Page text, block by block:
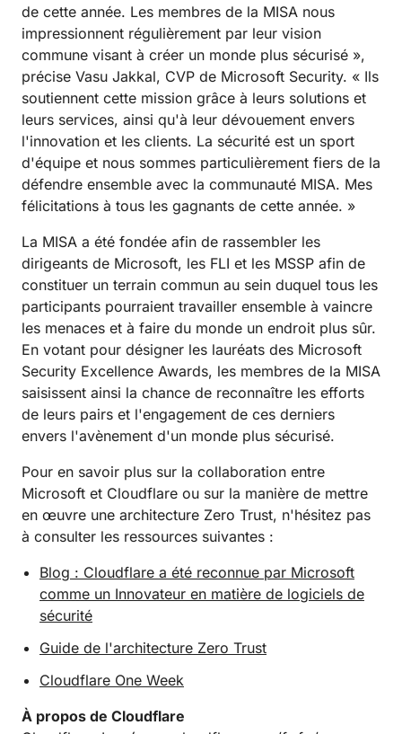
de cette année. Les membres de la MISA nous
impressionnent régulièrement par leur vision
commune visant à créer un monde plus sécurisé »,
précise Vasu Jakkal, CVP de Microsoft Security. « Ils
soutiennent cette mission grâce à leurs solutions et
leurs services, ainsi qu'à leur dévouement envers
l'innovation et les clients. La sécurité est un sport
d'équipe et nous sommes particulièrement fiers de la
défendre ensemble avec la communauté MISA. Mes
félicitations à tous les gagnants de cette année. »
La MISA a été fondée afin de rassembler les
dirigeants de Microsoft, les FLI et les MSSP afin de
constituer un terrain commun au sein duquel tous les
participants pourraient travailler ensemble à vaincre
les menaces et à faire du monde un endroit plus sûr.
En votant pour désigner les lauréats des Microsoft
Security Excellence Awards, les membres de la MISA
saisissent ainsi la chance de reconnaître les efforts
de leurs pairs et l'engagement de ces derniers
envers l'avènement d'un monde plus sécurisé.
Pour en savoir plus sur la collaboration entre
Microsoft et Cloudflare ou sur la manière de mettre
en œuvre une architecture Zero Trust, n'hésitez pas
à consulter les ressources suivantes :
Blog : Cloudflare a été reconnue par Microsoft
comme un Innovateur en matière de logiciels de
sécurité
Guide de l'architecture Zero Trust
Cloudflare One Week
À propos de Cloudflare